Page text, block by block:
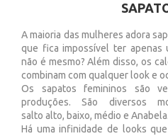
A maioria das mulheres adora
que fica impossível ter apenas
não é mesmo? Além disso, os
combinam com qualquer look e
Os sapatos femininos são
produções. São diversos
salto alto, baixo, médio e Anabela.
Há uma infinidade de looks